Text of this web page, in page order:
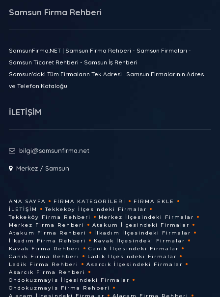
Samsun Firma Rehberi
SamsunFirma.NET | Samsun Firma Rehberi - Samsun Firmaları -
Samsun Ticaret Rehberi - Samsun İş Rehberi
Samsun'daki Tüm Firmaların Tek Adresi | Samsun Firmalarının Adres
ve Telefon Kataloğu
İLETİŞİM
bilgi@samsunfirma.net
Merkez / Samsun
ANA SAYFA FIRMA KATEGORILERI
FIRMA EKLE
İLETIŞIM
Tekkeköy İlçesindeki Firmalar
Tekkeköy Firma Rehberi
Merkez İlçesindeki Firmalar
Merkez Firma Rehberi
Atakum İlçesindeki Firmalar
Atakum Firma Rehberi
İlkadım İlçesindeki Firmalar
İlkadım Firma Rehberi
Kavak İlçesindeki Firmalar
Kavak Firma Rehberi
Canik İlçesindeki Firmalar
Canik Firma Rehberi
Ladik İlçesindeki Firmalar
Ladik Firma Rehberi
Asarcık İlçesindeki Firmalar
Asarcık Firma Rehberi
Ondokuzmayis İlçesindeki Firmalar
Ondokuzmayis Firma Rehberi
Alaçam İlçesindeki Firmalar
Alaçam Firma Rehberi